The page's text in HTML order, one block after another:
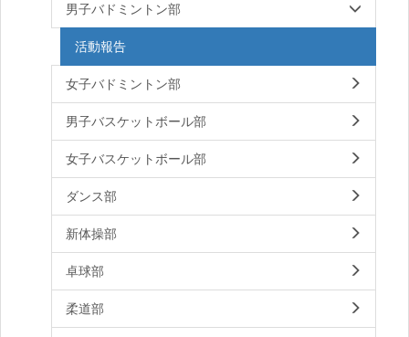
男子バドミントン部
活動報告
女子バドミントン部
男子バスケットボール部
女子バスケットボール部
ダンス部
新体操部
卓球部
柔道部